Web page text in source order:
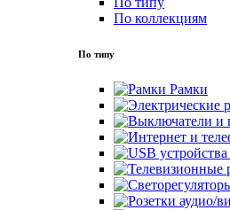
По коллекциям
По типу
Рамки